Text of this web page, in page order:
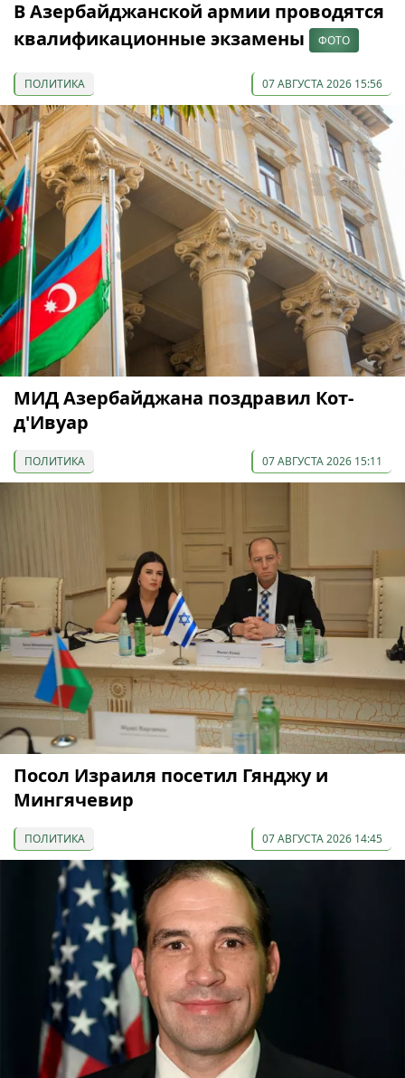
В Азербайджанской армии проводятся
квалификационные экзамены
ФОТО
ПОЛИТИКА 07 АВГУСТА 2026 15:56
МИД Азербайджана поздравил Кот-
д'Ивуар
ПОЛИТИКА 07 АВГУСТА 2026 15:11
Посол Израиля посетил Гянджу и
Мингячевир
ПОЛИТИКА 07 АВГУСТА 2026 14:45